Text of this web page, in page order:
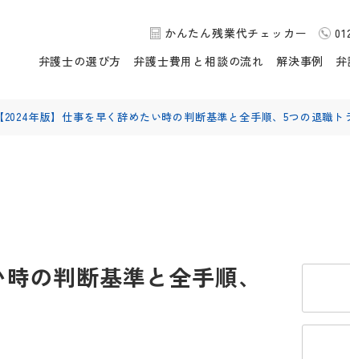
かんたん残業代チェッカー
弁護士の選び方
弁護士費用と相談の流れ 解決事例
【2024年版】仕事を早く辞めたい時の判断基準と全手順、5つの退職ト
の判断基準と全手順、